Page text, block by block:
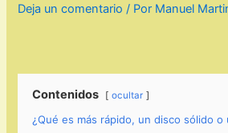
Deja un comentario / Por Manuel
Contenidos ocultar
¿Qué es más rápido, un disco sólido o